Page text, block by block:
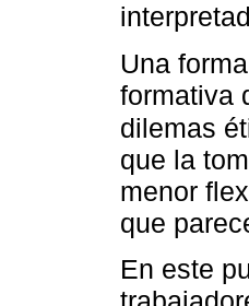
Una
formativa
dilemas
que la
menor
que
En este